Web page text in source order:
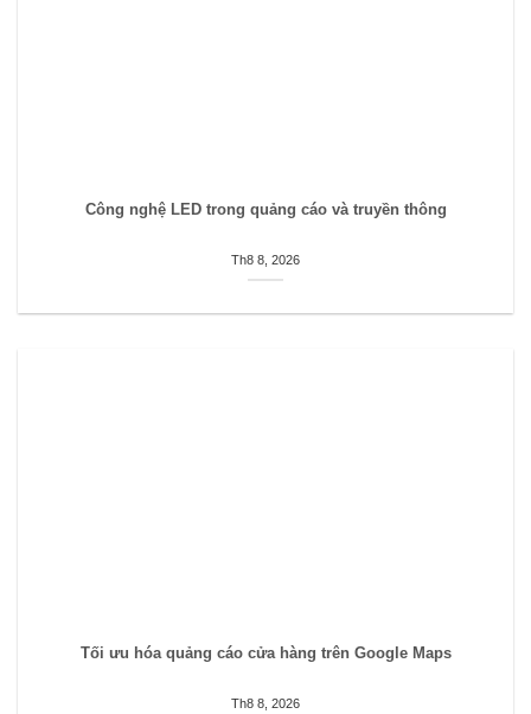
Công nghệ LED trong quảng cáo và truyền thông
Th8 8, 2026
Tối ưu hóa quảng cáo cửa hàng trên Google Maps
Th8 8, 2026